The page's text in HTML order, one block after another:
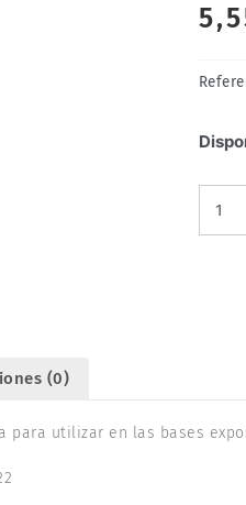
BARCO
(0)
para utilizar en las bases